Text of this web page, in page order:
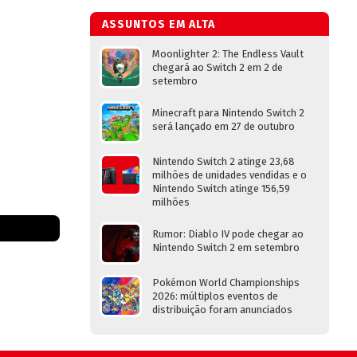
ASSUNTOS EM ALTA
Moonlighter 2: The Endless Vault
chegará ao Switch 2 em 2 de
setembro
Minecraft para Nintendo Switch 2
será lançado em 27 de outubro
Nintendo Switch 2 atinge 23,68
milhões de unidades vendidas e o
Nintendo Switch atinge 156,59
milhões
Rumor: Diablo IV pode chegar ao
Nintendo Switch 2 em setembro
Pokémon World Championships
2026: múltiplos eventos de
distribuição foram anunciados